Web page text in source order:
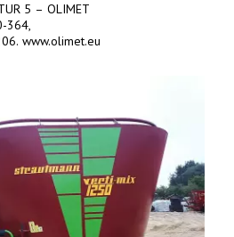
5 – OLIMET
364,
www.olimet.eu